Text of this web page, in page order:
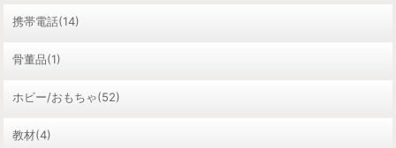
携帯電話(14)
骨董品(1)
ホビー/おもちゃ(52)
教材(4)